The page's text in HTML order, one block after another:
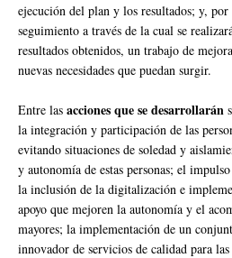
ejecución del plan y los resultados; y,
seguimiento a través de la cual se
resultados obtenidos, un trabajo de
nuevas necesidades que puedan surgir.
Entre las acciones que se desarrollarán
la integración y participación de las
evitando situaciones de soledad y
y autonomía de estas personas; el
la inclusión de la digitalización e
apoyo que mejoren la autonomía y el
mayores; la implementación de un
innovador de servicios de calidad para